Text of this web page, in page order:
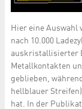
Hier eine Auswahl
nach 10.000
auskristallisierter
Metallkontakten
geblieben,
hellblauer
hat. In der